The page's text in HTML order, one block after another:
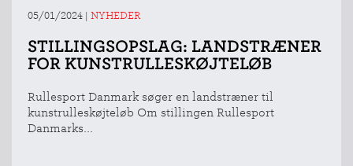
05/01/2024 | NYHEDER
STILLINGSOPSLAG: LANDSTRÆNER
FOR KUNSTRULLESKØJTELØB
Rullesport Danmark søger en landstræner til
kunstrulleskøjteløb Om stillingen Rullesport
Danmarks...